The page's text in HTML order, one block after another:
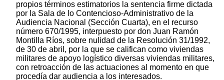
propios términos estimatorios la sentencia firme dictada
por la Sala de lo Contencioso-Administrativo de la
Audiencia Nacional (Sección Cuarta), en el recurso
número 670/1995, interpuesto por don Juan Ramón
Montilla Ríos, sobre nulidad de la Resolución 31/1992,
de 30 de abril, por la que se califican como viviendas
militares de apoyo logístico diversas viviendas militares,
con retroacción de las actuaciones al momento en que
procedía dar audiencia a los interesados.